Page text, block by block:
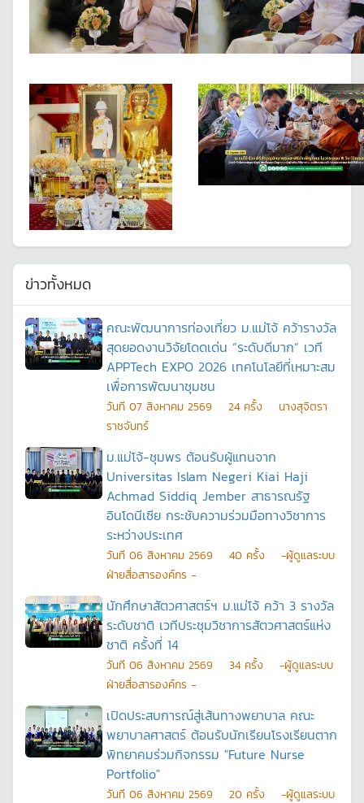
ข่าวทั้งหมด
คณะพัฒนาการท่องเที่ยว ม.แม่โจ้ คว้ารางวัล
สุดยอดงานวิจัยโดดเด่น “ระดับดีมาก” เวที
APPTech EXPO 2026 เทคโนโลยีที่เหมาะสม
เพื่อการพัฒนาชุมชน
วันที 07 สิงหาคม 2569 24 ครั้ง
นางสุจิตรา
ราชจันทร์
ม.แม่โจ้-ชุมพร ต้อนรับผู้แทนจาก
Universitas Islam Negeri Kiai Haji
Achmad Siddiq Jember สาธารณรัฐ
อินโดนีเซีย กระชับความร่วมมือทางวิชาการ
ระหว่างประเทศ
วันที 06 สิงหาคม 2569 40 ครั้ง
-ผู้ดูแลระบบ
ฝ่ายสื่อสารองค์กร -
นักศึกษาสัตวศาสตร์ฯ ม.แม่โจ้ คว้า 3 รางวัล
ระดับชาติ เวทีประชุมวิชาการสัตวศาสตร์แห่ง
ชาติ ครั้งที่ 14
วันที 06 สิงหาคม 2569 34 ครั้ง
-ผู้ดูแลระบบ
ฝ่ายสื่อสารองค์กร -
เปิดประสบการณ์สู่เส้นทางพยาบาล คณะ
พยาบาลศาสตร์ ต้อนรับนักเรียนโรงเรียนตาก
พิทยาคมร่วมกิจกรรม "Future Nurse
Portfolio"
วันที 06 สิงหาคม 2569 20 ครั้ง
-ผู้ดูแลระบบ